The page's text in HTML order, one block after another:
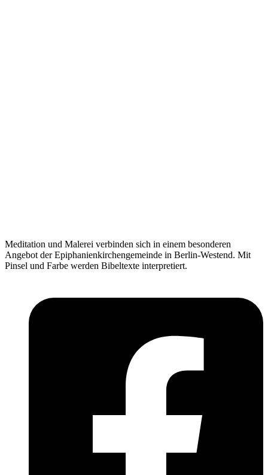
Meditation und Malerei verbinden sich in einem besonderen
Angebot der Epiphanienkirchengemeinde in Berlin-Westend. Mit
Pinsel und Farbe werden Bibeltexte interpretiert.